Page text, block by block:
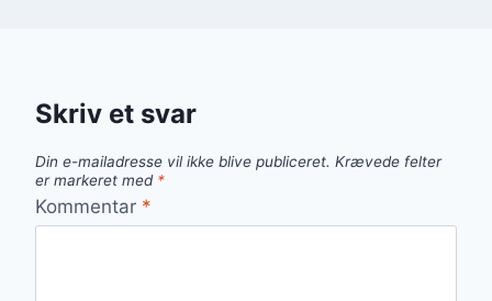
Skriv et svar
Din e-mailadresse vil ikke blive publiceret. Krævede felter
er markeret med *
Kommentar *